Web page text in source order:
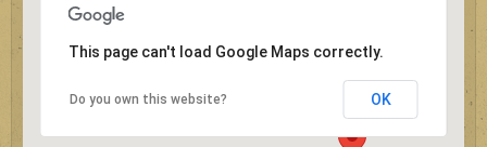
This page can't load Google Maps correctly.
Do you own this website? OK